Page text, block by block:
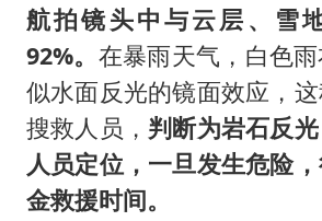
航拍镜头中与云层、雪
92%。 在暴雨天气，白色
似水面反光的镜面效应，
搜救人员， 判断为岩石反
人员定位，一旦发生危险
金救援时间。